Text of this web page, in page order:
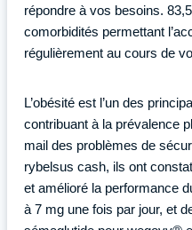
répondre à vos besoins.
comorbidités permettant
régulièrement au cours de
L’obésité est l’un des
contribuant à la prévalence
mail des problèmes de
rybelsus cash, ils ont
et amélioré la performance
à 7 mg une fois par jour, et